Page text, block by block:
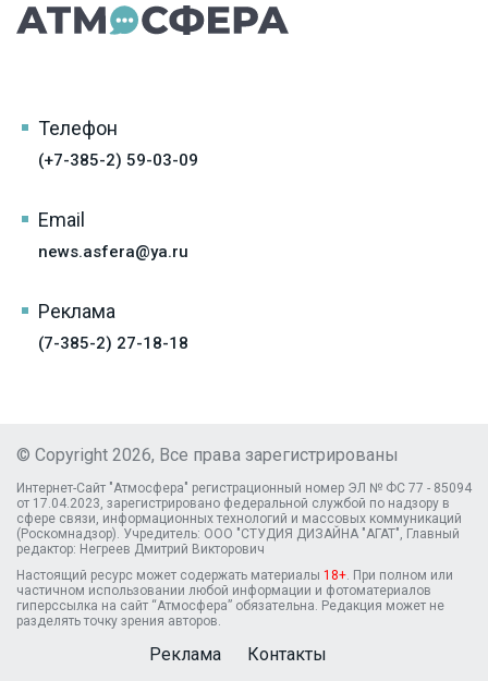
Телефон
(+7-385-2) 59-03-09
Email
news.asfera@ya.ru
Реклама
(7-385-2) 27-18-18
© Copyright 2026, Все права зарегистрированы
Интернет-Сайт "Атмосфера" регистрационный номер ЭЛ № ФС 77 - 85094
от 17.04.2023, зарегистрировано федеральной службой по надзору в
сфере связи, информационных технологий и массовых коммуникаций
(Роскомнадзор). Учредитель: ООО "СТУДИЯ ДИЗАЙНА "АГАТ", Главный
редактор: Негреев Дмитрий Викторович
Настоящий ресурс может содержать материалы 18+ . При полном или
частичном использовании любой информации и фотоматериалов
гиперссылка на сайт “Атмосфера” обязательна. Редакция может не
разделять точку зрения авторов.
Реклама Контакты